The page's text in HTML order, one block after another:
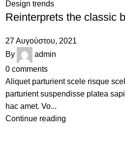
Design trends
Reinterprets the classic
27 Αυγούστου, 2021
By
admin
0 comments
Aliquet parturient scele risque
parturient suspendisse platea
hac amet. Vo...
Continue reading